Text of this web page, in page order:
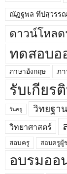
ณัฏฐพล ทีปสุวรร
ดาวน์โหล
ทดสอบอ
ภาษาอังกฤษ ภ
รับเกียร
วันครู วิทยฐา
วิทยาศาสตร์
สอบครู สอบครูผู้
อบรมออ